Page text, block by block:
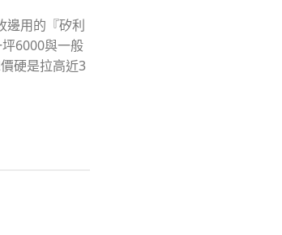
邊用的『矽利
6000與一般
硬是拉高近3